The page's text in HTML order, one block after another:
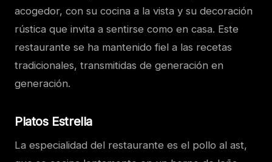
acogedor, con su cocina a la vista y su decoración
rústica que invita a sentirse como en casa. Este
restaurante se ha mantenido fiel a las recetas
tradicionales, transmitidas de generación en
generación.
Platos Estrella
La especialidad del restaurante es el pollo al ast,